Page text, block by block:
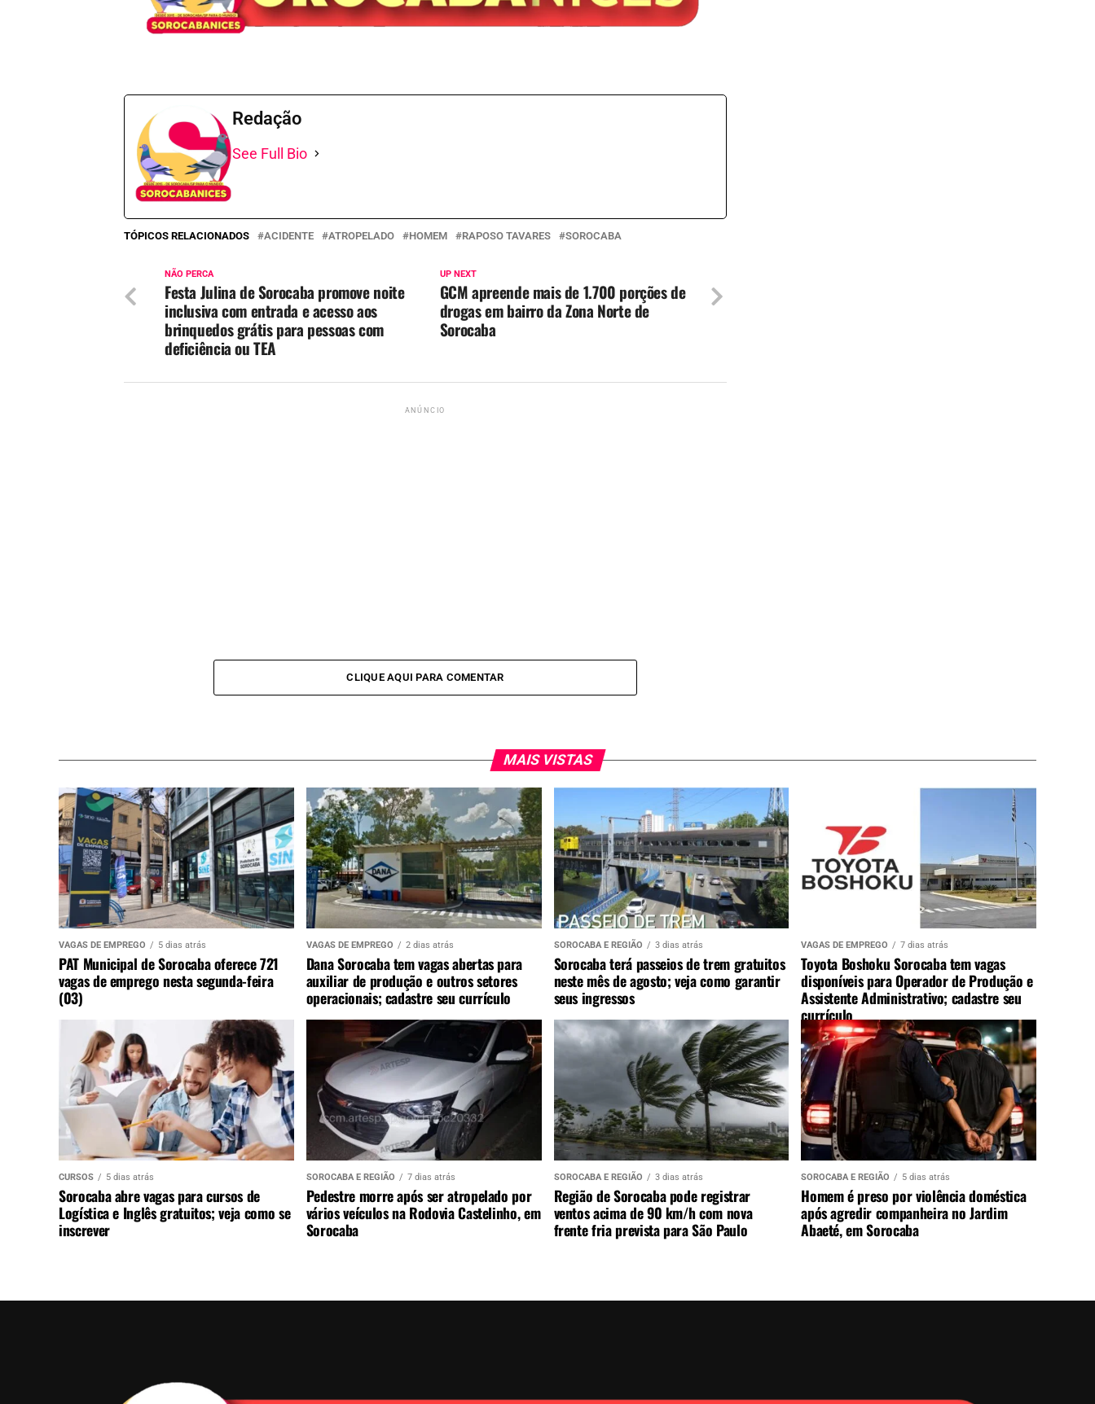
Redação
See Full Bio
TÓPICOS RELACIONADOS ACIDENTE ATROPELADO HOMEM RAPOSO TAVARES SOROCABA
UP NEXT
GCM apreende mais de 1.700 porções de
drogas em bairro da Zona Norte de
Sorocaba
NÃO PERCA
Festa Julina de Sorocaba promove noite
inclusiva com entrada e acesso aos
brinquedos grátis para pessoas com
deficiência ou TEA
ANÚNCIO
CLIQUE AQUI PARA COMENTAR
MAIS VISTAS
VAGAS DE EMPREGO 5 dias atrás
PAT Municipal de Sorocaba oferece 721
vagas de emprego nesta segunda-feira
(03)
VAGAS DE EMPREGO 2 dias atrás
Dana Sorocaba tem vagas abertas para
auxiliar de produção e outros setores
operacionais; cadastre seu currículo
SOROCABA E REGIÃO 3 dias atrás
Sorocaba terá passeios de trem gratuitos
neste mês de agosto; veja como garantir
seus ingressos
VAGAS DE EMPREGO 7 dias atrás
Toyota Boshoku Sorocaba tem vagas
disponíveis para Operador de Produção e
Assistente Administrativo; cadastre seu
currículo
CURSOS 5 dias atrás
Sorocaba abre vagas para cursos de
Logística e Inglês gratuitos; veja como se
inscrever
SOROCABA E REGIÃO 7 dias atrás
Pedestre morre após ser atropelado por
vários veículos na Rodovia Castelinho, em
Sorocaba
SOROCABA E REGIÃO 3 dias atrás
Região de Sorocaba pode registrar
ventos acima de 90 km/h com nova
frente fria prevista para São Paulo
SOROCABA E REGIÃO 5 dias atrás
Homem é preso por violência doméstica
após agredir companheira no Jardim
Abaeté, em Sorocaba